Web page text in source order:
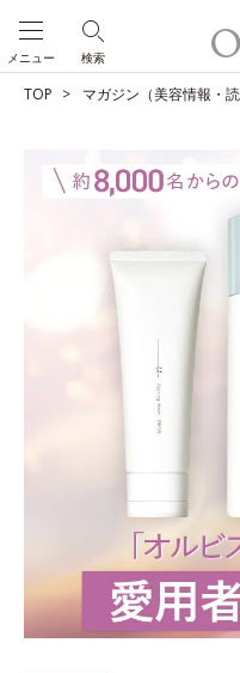
検索
メニュー
TOP マガジン（美容情報・読